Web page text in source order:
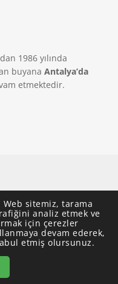
1986 yılında
buyana Antalya’da
etmektedir.
sitemiz, tarama
analiz etmek ve
için çerezler
devam ederek,
etmiş olursunuz.